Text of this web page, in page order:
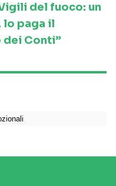
del fuoco: un
lo paga il
dei Conti”